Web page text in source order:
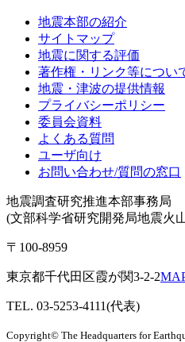
地震本部の紹介
サイトマップ
地震に関する評価
著作権・リンク等につい
地震・津波の提供情報
プライバシーポリシー
委員会資料
よくある質問
ユーザ向け
お問い合わせ/質問の窓口
地震調査研究推進本部事務局
(文部科学省研究開発局地震火
〒100-8959
東京都千代田区霞が関3-2-2
TEL. 03-5253-4111(代表)
Copyright© The Headquarters for